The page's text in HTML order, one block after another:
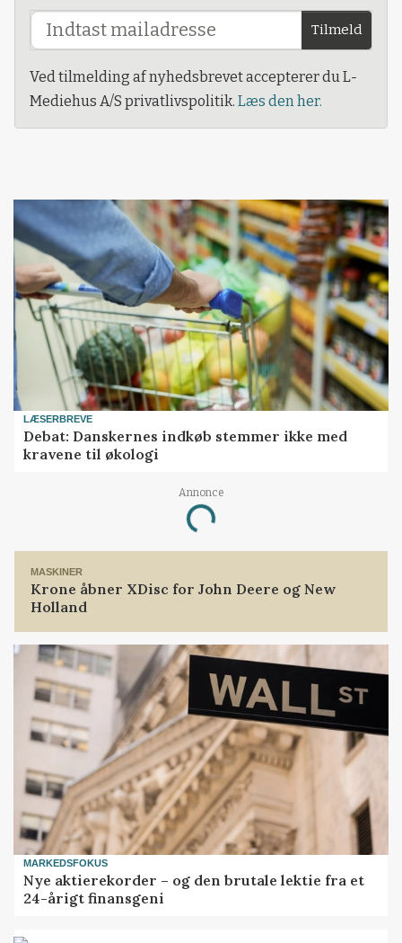
Tilmeld
Ved tilmelding af nyhedsbrevet accepterer du L-
Mediehus A/S privatlivspolitik. Læs den her.
LÆSERBREVE
Debat: Danskernes indkøb stemmer ikke med
kravene til økologi
Annonce
Loading...
MASKINER
Krone åbner XDisc for John Deere og New
Holland
MARKEDSFOKUS
Nye aktierekorder – og den brutale lektie fra et
24-årigt finansgeni